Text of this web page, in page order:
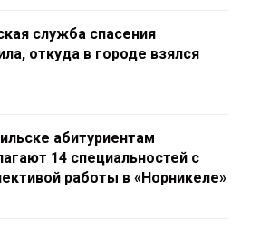
служба спасения
откуда в городе взялся
абитуриентам
14 специальностей с
работы в «Норникеле»